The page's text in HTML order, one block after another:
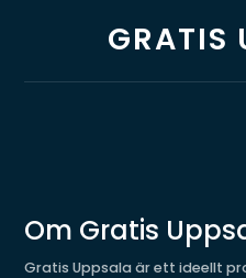
GRATIS
Om Gratis
Gratis Uppsala är ett ideellt